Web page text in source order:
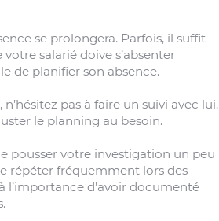
se prolongera. Parfois, il suffit
salarié doive s’absenter
de planifier son absence.
pas à faire un suivi avec lui.
le planning au besoin.
pousser votre investigation un peu
répéter fréquemment lors des
l’importance d’avoir documenté